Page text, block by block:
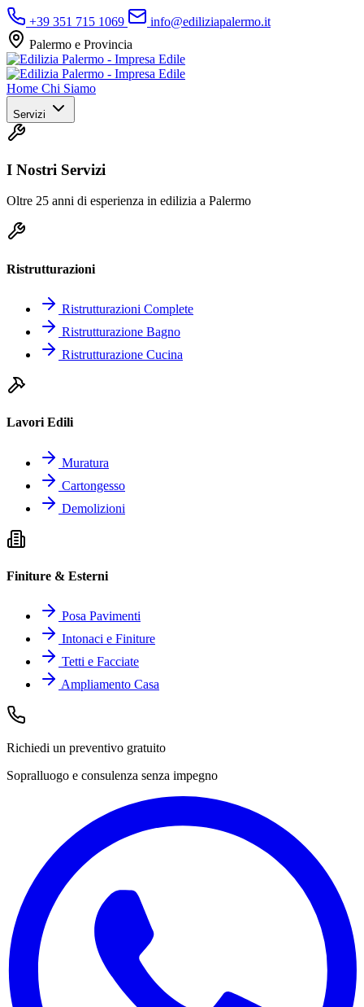
+39 351 715 1069
info@ediliziapalermo.it
Palermo e Provincia
Home Chi Siamo
Servizi
I Nostri Servizi
Oltre 25 anni di esperienza in edilizia a Palermo
Ristrutturazioni
Ristrutturazioni Complete
Ristrutturazione Bagno
Ristrutturazione Cucina
Lavori Edili
Muratura
Cartongesso
Demolizioni
Finiture & Esterni
Posa Pavimenti
Intonaci e Finiture
Tetti e Facciate
Ampliamento Casa
Richiedi un preventivo gratuito
Sopralluogo e consulenza senza impegno